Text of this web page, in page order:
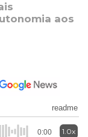
aos
readme
0:00 1.0x